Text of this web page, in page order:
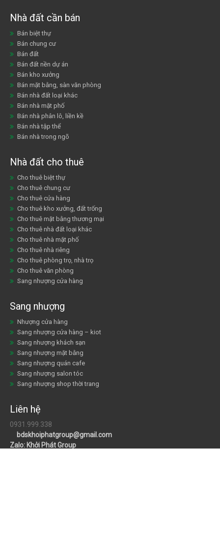
Nhà đất cần bán
Bán biệt thự
Bán chung cư
Bán đất
Bán đất nền dự án
Bán kho xưởng
Bán mặt bằng, sàn văn phòng
Bán nhà đất loại khác
Bán nhà mặt phố
Bán nhà phân lô, liền kề
Bán nhà tập thể
Bán nhà trong ngõ
Nhà đất cho thuê
Cho thuê biệt thự
Cho thuê chung cư
Cho thuê cửa hàng
Cho thuê kho xưởng, đất trống
Cho thuê mặt bằng thương mại
Cho thuê nhà đất loại khác
Cho thuê nhà mặt phố
Cho thuê nhà riêng
Cho thuê phòng trọ, nhà trọ
Cho thuê văn phòng
Sang nhượng cửa hàng
Sang nhượng
Nhượng cửa hàng
Sang nhượng cửa hàng – kiot
Sang nhượng khách sạn
Sang nhượng mặt bằng
Sang nhượng quán cafe
Sang nhượng salon tóc
Sang nhượng shop thời trang
Liên hệ
0931.999.338
bdskhoiphatgroup@gmail.com
Zalo: Khởi Phát Group